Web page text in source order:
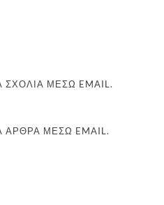
ΜΈΣΩ EMAIL.
ΆΡΘΡΑ ΜΈΣΩ EMAIL.